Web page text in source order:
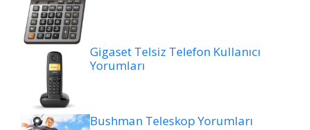
Gigaset Telsiz Telefon Kullanıcı
Yorumları
Bushman Teleskop Yorumları